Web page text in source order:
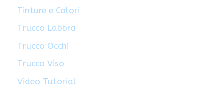
Tinture e Colori
Trucco Labbra
Trucco Occhi
Trucco Viso
Video Tutorial